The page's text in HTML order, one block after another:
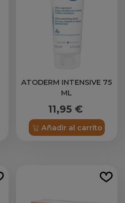
ATODERM INTENSIVE 75
ML
11,95 €
Añadir al carrito